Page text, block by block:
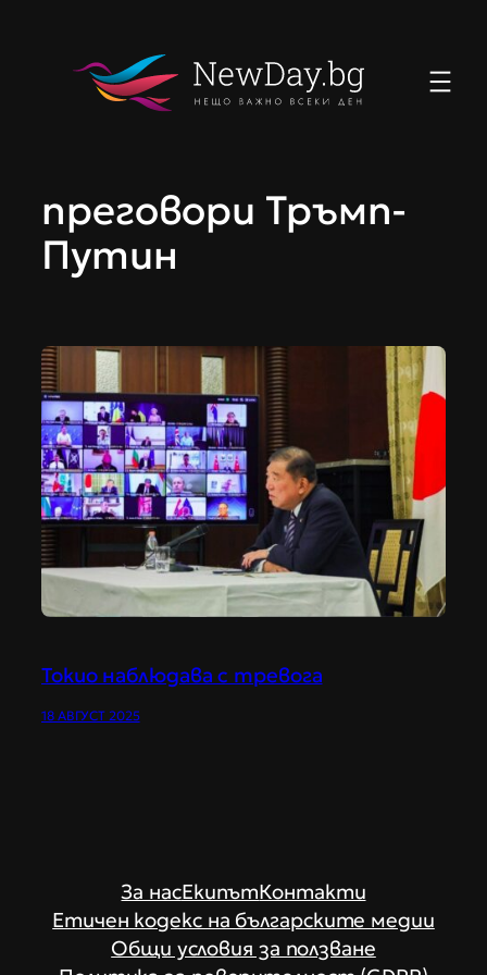
съдържанието
преговори Тръмп-
Путин
Токио наблюдава с тревога
18 АВГУСТ 2025
За насЕкипътКонтакти
Етичен кодекс на българските медии
Общи условия за ползване